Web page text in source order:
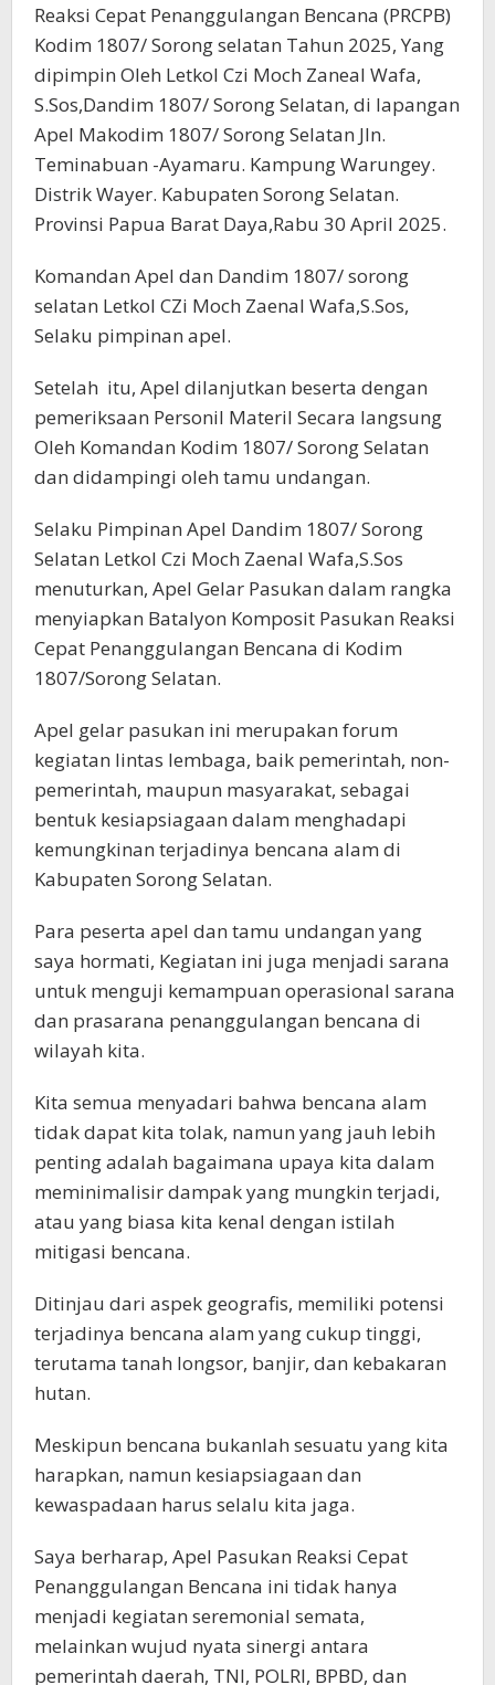
Reaksi Cepat Penanggulangan Bencana (PRCPB)
Kodim 1807/ Sorong selatan Tahun 2025, Yang
dipimpin Oleh Letkol Czi Moch Zaneal Wafa,
S.Sos,Dandim 1807/ Sorong Selatan, di lapangan
Apel Makodim 1807/ Sorong Selatan Jln.
Teminabuan -Ayamaru. Kampung Warungey.
Distrik Wayer. Kabupaten Sorong Selatan.
Provinsi Papua Barat Daya,Rabu 30 April 2025.
Komandan Apel dan Dandim 1807/ sorong
selatan Letkol CZi Moch Zaenal Wafa,S.Sos,
Selaku pimpinan apel.
Setelah itu, Apel dilanjutkan beserta dengan
pemeriksaan Personil Materil Secara langsung
Oleh Komandan Kodim 1807/ Sorong Selatan
dan didampingi oleh tamu undangan.
Selaku Pimpinan Apel Dandim 1807/ Sorong
Selatan Letkol Czi Moch Zaenal Wafa,S.Sos
menuturkan, Apel Gelar Pasukan dalam rangka
menyiapkan Batalyon Komposit Pasukan Reaksi
Cepat Penanggulangan Bencana di Kodim
1807/Sorong Selatan.
Apel gelar pasukan ini merupakan forum
kegiatan lintas lembaga, baik pemerintah, non-
pemerintah, maupun masyarakat, sebagai
bentuk kesiapsiagaan dalam menghadapi
kemungkinan terjadinya bencana alam di
Kabupaten Sorong Selatan.
Para peserta apel dan tamu undangan yang
saya hormati, Kegiatan ini juga menjadi sarana
untuk menguji kemampuan operasional sarana
dan prasarana penanggulangan bencana di
wilayah kita.
Kita semua menyadari bahwa bencana alam
tidak dapat kita tolak, namun yang jauh lebih
penting adalah bagaimana upaya kita dalam
meminimalisir dampak yang mungkin terjadi,
atau yang biasa kita kenal dengan istilah
mitigasi bencana.
Ditinjau dari aspek geografis, memiliki potensi
terjadinya bencana alam yang cukup tinggi,
terutama tanah longsor, banjir, dan kebakaran
hutan.
Meskipun bencana bukanlah sesuatu yang kita
harapkan, namun kesiapsiagaan dan
kewaspadaan harus selalu kita jaga.
Saya berharap, Apel Pasukan Reaksi Cepat
Penanggulangan Bencana ini tidak hanya
menjadi kegiatan seremonial semata,
melainkan wujud nyata sinergi antara
pemerintah daerah, TNI, POLRI, BPBD, dan